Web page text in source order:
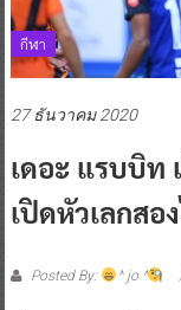
กีฬา
27 ธันวาคม 2020
เดอะ แรบบิท
เปิดหัวเลกสอ
Posted By: ^ jo ^